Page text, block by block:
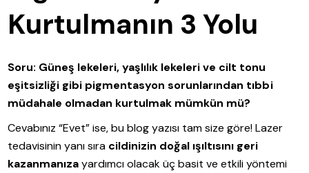
Kurtulmanın 3 Yolu
Soru: Güneş lekeleri, yaşlılık lekeleri ve cilt tonu
eşitsizliği gibi pigmentasyon sorunlarından tıbbi
müdahale olmadan kurtulmak mümkün mü?
Cevabınız “Evet” ise, bu blog yazısı tam size göre! Lazer
tedavisinin yanı sıra cildinizin doğal ışıltısını geri
kazanmanızayardımcı olacak üç basit ve etkili yöntemi